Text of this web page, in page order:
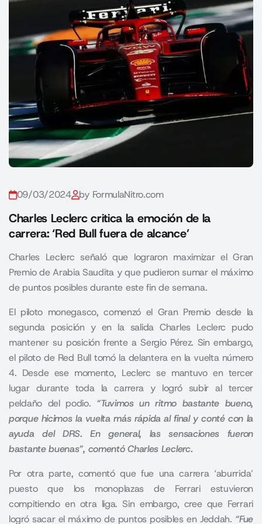
09/03/2024 by FormulaNitro.com
Charles Leclerc critica la emoción de la
carrera: ‘Red Bull fuera de alcance’
Charles Leclerc señaló que lograron maximizar el Gran
Premio de Arabia Saudita y que pudieron sumar el máximo
de puntos posibles durante este fin de semana.
El piloto monegasco, comenzó el Gran Premio desde la
segunda posición y en la salida Charles Leclerc pudo
mantener su posición frente a Sergio Pérez. Sin embargo,
el piloto de Red Bull tomó la delantera en la vuelta número
4. Desde ese momento, Leclerc se mantuvo en tercer
lugar durante toda la carrera y logró subir al tercer
peldaño del podio. “Tuvimos un ritmo bastante bueno,
porque hicimos la vuelta más rápida al final y conté con la
ayuda del DRS. En general, las sensaciones fueron
bastante buenas”, comentó Charles Leclerc.
Por otra parte, comentó que fue una carrera ‘aburrida’
puesto que los monoplazas de Ferrari estuvieron
compitiendo en otra liga. Sin embargo, cree que Ferrari
logró sacar el máximo de puntos posibles en Jeddah. “Fue